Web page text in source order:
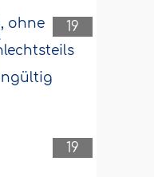
19
ohne
19